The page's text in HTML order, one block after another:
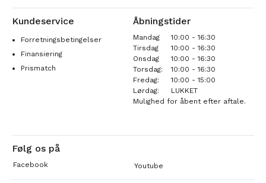
Kundeservice
Forretningsbetingelser
Finansiering
Prismatch
Åbningstider
Mandag
10:00 - 16:30
Tirsdag
10:00 - 16:30
Onsdag
10:00 - 16:30
Torsdag:
10:00 - 16:30
Fredag:
10:00 - 15:00
Lørdag:
LUKKET
Mulighed for åbent efter aftale.
Følg os på
Facebook Youtube